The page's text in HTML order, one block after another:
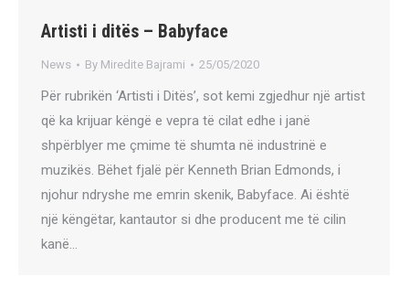
Artisti i ditës – Babyface
News By Miredite Bajrami 25/05/2020
Për rubrikën ‘Artisti i Ditës’, sot kemi zgjedhur një artist
që ka krijuar këngë e vepra të cilat edhe i janë
shpërblyer me çmime të shumta në industrinë e
muzikës. Bëhet fjalë për Kenneth Brian Edmonds, i
njohur ndryshe me emrin skenik, Babyface. Ai është
një këngëtar, kantautor si dhe producent me të cilin
kanë…